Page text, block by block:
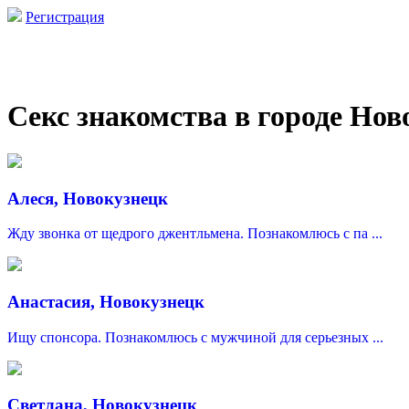
Регистрация
Секс знакомства в городе
Алеся, Новокузнецк
Жду звонка от щедрого джентльмена. Познакомлюсь с па ...
Анастасия, Новокузнецк
Ищу спонсора. Познакомлюсь с мужчиной для серьезных ...